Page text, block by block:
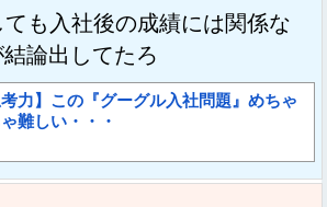
も入社後の成績には関係な
論出してたろ
考力】この『グーグル入社問題』めちゃ
難しい・・・